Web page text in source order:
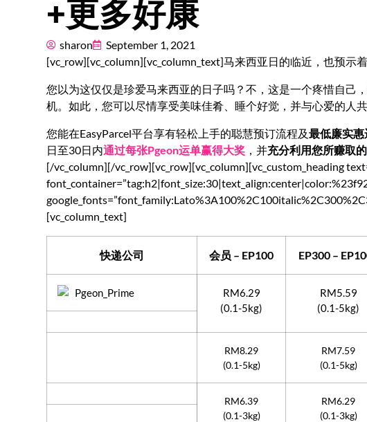
+更多好康
sharon
September 1, 2021
[vc_row][vc_column][vc_column_text]马来西亚日的临近，也预示
您以为这仅仅是珍爱马来西亚的日子吗？不，这是一个疼惜自己
机。如此，您可以尽情享受美味佳肴、睡个好觉，并与心爱的人
您能在EasyParcel平台享有轻松上手的聪慧预订流程及最低廉实
日至30日内通过每张Pgeon运单赢得大奖 ，并充分利用您所赚取的
[/vc_column][/vc_row][vc_row][vc_column][vc_custom_heading
[vc_column_text]
快递公司 会员 – EP100 EP300 –
RM6.29
(0.1-5kg)
RM5.59
(0.1-5kg)
RM8.29
(0.1-5kg)
RM7.59
(0.1-5kg)
RM6.39
(0.1-3kg)
RM6.29
(0.1-3kg)